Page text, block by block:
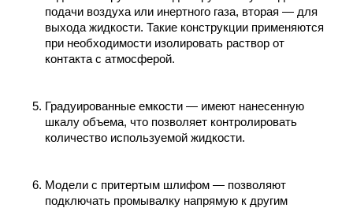
подачи воздуха или инертного газа, вторая — для
выхода жидкости. Такие конструкции применяются
при необходимости изолировать раствор от
контакта с атмосферой.
Градуированные емкости — имеют нанесенную
шкалу объема, что позволяет контролировать
количество используемой жидкости.
Модели с притертым шлифом — позволяют
подключать промывалку напрямую к другим